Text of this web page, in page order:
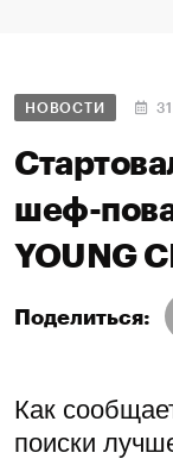
НОВОСТИ
шеф-
YOUNG
Поделиться:
Как
поиски